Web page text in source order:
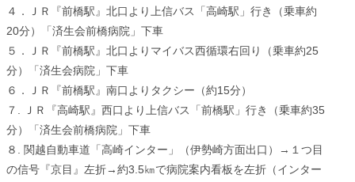
４．ＪＲ『前橋駅』北口より上信バス「高崎駅」行き（乗車約
20分）「済生会前橋病院」下車
５．ＪＲ『前橋駅』北口よりマイバス西循環右回り（乗車約25
分）「済生会病院」下車
６．ＪＲ『前橋駅』南口よりタクシー（約15分）
７. ＪＲ『高崎駅』西口より上信バス「前橋駅」行き（乗車約35
分）「済生会前橋病院」下車
８. 関越自動車道「高崎インター」（伊勢崎方面出口）→１つ目
の信号『京目』左折→約3.5㎞で病院案内看板を左折（インター